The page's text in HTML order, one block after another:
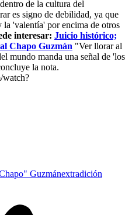
de la cultura del
es signo de debilidad, ya que
'valentía' por encima de otros
interesar: Juicio histórico;
Chapo Guzmán "Ver llorar al
mundo manda una señal de 'los
la nota.
watch?
Guzmánextradición